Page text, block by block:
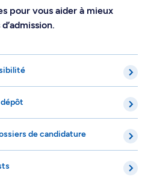
pour vous aider à mieux
de candidature